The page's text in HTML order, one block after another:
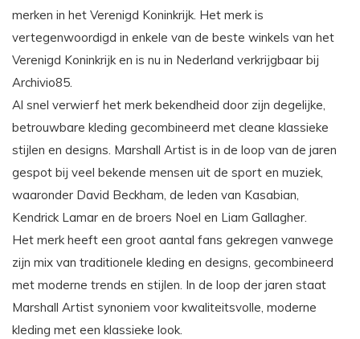
merken in het Verenigd Koninkrijk. Het merk is
vertegenwoordigd in enkele van de beste winkels van het
Verenigd Koninkrijk en is nu in Nederland verkrijgbaar bij
Archivio85.
Al snel verwierf het merk bekendheid door zijn degelijke,
betrouwbare kleding gecombineerd met cleane klassieke
stijlen en designs. Marshall Artist is in de loop van de jaren
gespot bij veel bekende mensen uit de sport en muziek,
waaronder David Beckham, de leden van Kasabian,
Kendrick Lamar en de broers Noel en Liam Gallagher.
Het merk heeft een groot aantal fans gekregen vanwege
zijn mix van traditionele kleding en designs, gecombineerd
met moderne trends en stijlen. In de loop der jaren staat
Marshall Artist synoniem voor kwaliteitsvolle, moderne
kleding met een klassieke look.